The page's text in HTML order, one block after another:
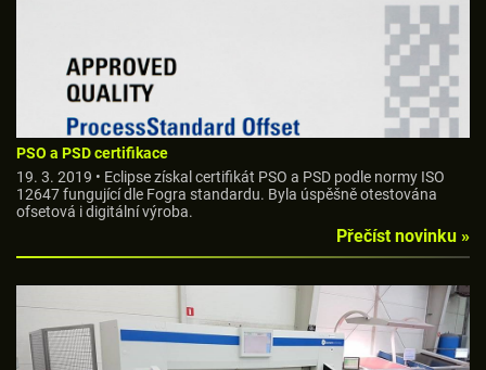
PSO a PSD certifikace
19. 3. 2019 • Eclipse získal certifikát PSO a PSD podle normy ISO
12647 fungující dle Fogra standardu. Byla úspěšně otestována
ofsetová i digitální výroba.
Přečíst novinku »